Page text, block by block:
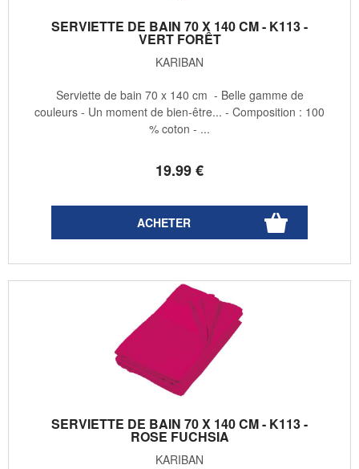
SERVIETTE DE BAIN 70 X 140 CM - K113 -
VERT FORÊT
KARIBAN
19.99€
Serviette de bain 70 x 140 cm - Belle gamme de
couleurs - Un moment de bien-être... - Composition : 100
% coton - ...
SERVIETTE DE BAIN 70 X 140 CM - K113 -
ROSE FUCHSIA
KARIBAN